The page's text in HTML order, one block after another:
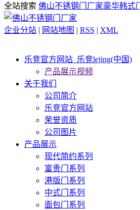
全站搜索 佛山不锈钢门厂家豪华韩式门
企业分站 | 网站地图 | RSS | XML
乐竞官方网站_乐竞lejing(中国)
产品展示视频
关于我们
公司简介
乐竞官方网站
荣誉资质
公司图片
产品展示
现代简约系列
富贵门系列
港版门系列
中式门系列
面包门系列